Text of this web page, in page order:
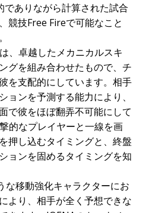
ありながら計算された試合
競技Free Fireで可能なこと
、卓越したメカニカルスキ
グを組み合わせたもので、チ
を支配的にしています。相手
ョンを予測する能力により、
で彼をほぼ翻弄不可能にして
的なプレイヤーと一線を画
押し込むタイミングと、終盤
ョンを固めるタイミングを知
移動強化キャラクターにお
より、相手が全く予想できな